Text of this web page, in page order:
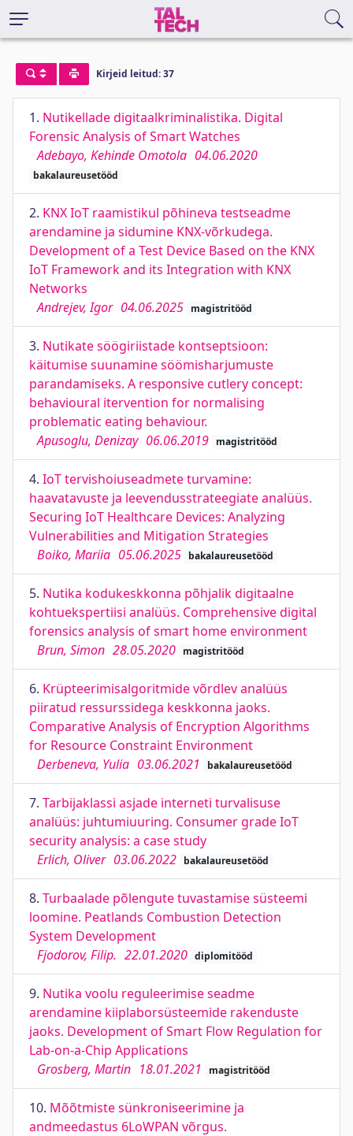
Kirjeid leitud: 37
1. Nutikellade digitaalkriminalistika. Digital
Forensic Analysis of Smart Watches
Adebayo, Kehinde Omotola 04.06.2020
bakalaureusetööd
2. KNX IoT raamistikul põhineva testseadme
arendamine ja sidumine KNX-võrkudega.
Development of a Test Device Based on the KNX
IoT Framework and its Integration with KNX
Networks
Andrejev, Igor 04.06.2025 magistritööd
3. Nutikate söögiriistade kontseptsioon:
käitumise suunamine söömisharjumuste
parandamiseks. A responsive cutlery concept:
behavioural itervention for normalising
problematic eating behaviour.
Apusoglu, Denizay 06.06.2019 magistritööd
4. IoT tervishoiuseadmete turvamine:
haavatavuste ja leevendusstrateegiate analüüs.
Securing IoT Healthcare Devices: Analyzing
Vulnerabilities and Mitigation Strategies
Boiko, Mariia 05.06.2025 bakalaureusetööd
5. Nutika kodukeskkonna põhjalik digitaalne
kohtuekspertiisi analüüs. Comprehensive digital
forensics analysis of smart home environment
Brun, Simon 28.05.2020 magistritööd
6. Krüpteerimisalgoritmide võrdlev analüüs
piiratud ressurssidega keskkonna jaoks.
Comparative Analysis of Encryption Algorithms
for Resource Constraint Environment
Derbeneva, Yulia 03.06.2021 bakalaureusetööd
7. Tarbijaklassi asjade interneti turvalisuse
analüüs: juhtumiuuring. Consumer grade IoT
security analysis: a case study
Erlich, Oliver 03.06.2022 bakalaureusetööd
8. Turbaalade põlengute tuvastamise süsteemi
loomine. Peatlands Combustion Detection
System Development
Fjodorov, Filip. 22.01.2020 diplomitööd
9. Nutika voolu reguleerimise seadme
arendamine kiiplaborsüsteemide rakenduste
jaoks. Development of Smart Flow Regulation for
Lab-on-a-Chip Applications
Grosberg, Martin 18.01.2021 magistritööd
10. Mõõtmiste sünkroniseerimine ja
andmeedastus 6LoWPAN võrgus.